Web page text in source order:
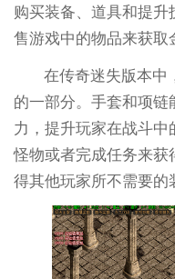
购买装备、道具和提升
售游戏中的物品来获取
在传奇迷失版本中
的一部分。手套和项
力，提升玩家在战斗
怪物或者完成任务来获
得其他玩家所不需要的